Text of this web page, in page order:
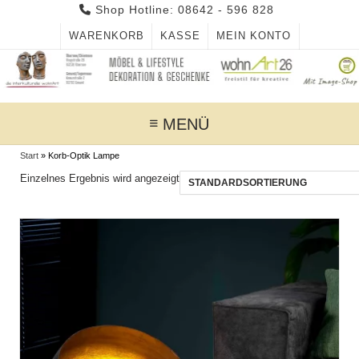
Shop Hotline: 08642 - 596 828
WARENKORB KASSE MEIN KONTO
MENÜ
Start » Korb-Optik Lampe
Einzelnes Ergebnis wird angezeigt